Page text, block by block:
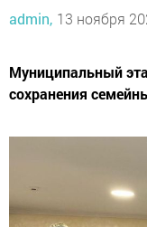
admin, 13 ноября
Муниципальный
сохранения